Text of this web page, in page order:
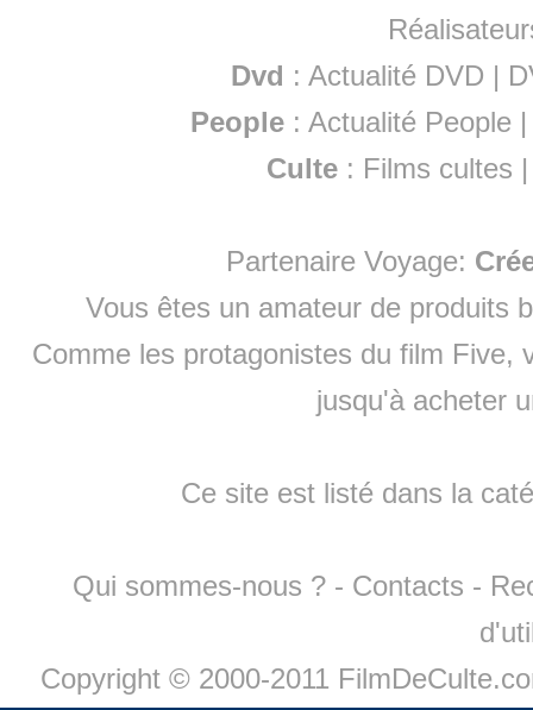
Dvd : Actualité DVD |
People :Actualité People
Culte : Films cultes
Partenaire Voyage:
Vous êtes un amateur de produits
Comme les protagonistes du film Five,
jusqu'à acheter
Ce site est listé dans la
Qui sommes-nous ? - Contacts -
Copyright © 2000-2011